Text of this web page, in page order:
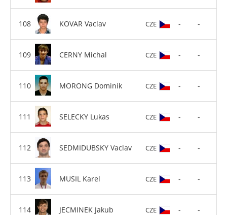
KOVAR Vaclav CZE - -
CERNY Michal CZE - -
MORONG Dominik CZE - -
SELECKY Lukas CZE - -
SEDMIDUBSKY Vaclav CZE - -
MUSIL Karel CZE - -
JECMINEK Jakub CZE - -